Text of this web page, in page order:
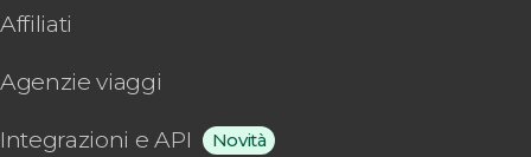
Affiliati
Agenzie viaggi
Integrazioni e API Novità